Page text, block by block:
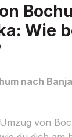
Wie
nach
von